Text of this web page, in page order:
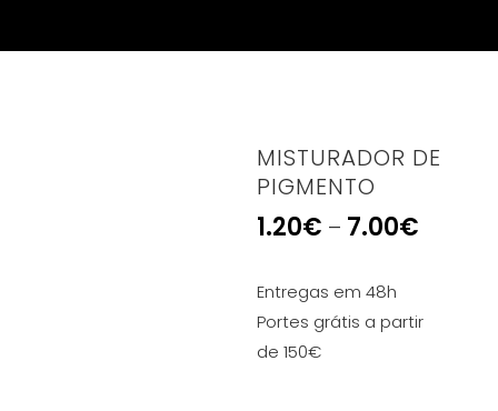
MISTURADOR DE
PIGMENTO
1.20€ – 7.00€
Entregas em 48h
Portes grátis a partir
de 150€